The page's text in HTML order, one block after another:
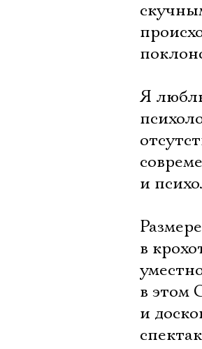
Я
и
в
в этом
и